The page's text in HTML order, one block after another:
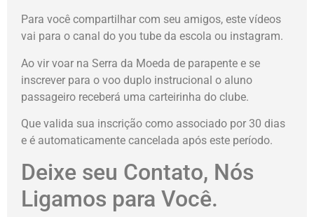
Para você compartilhar com seu amigos, este vídeos
vai para o canal do you tube da escola ou instagram.
Ao vir voar na Serra da Moeda de parapente e se
inscrever para o voo duplo instrucional o aluno
passageiro receberá uma carteirinha do clube.
Que valida sua inscrição como associado por 30 dias
e é automaticamente cancelada após este período.
Deixe seu Contato, Nós
Ligamos para Você.